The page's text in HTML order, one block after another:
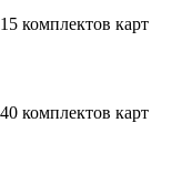
15 комплектов карт
40 комплектов карт